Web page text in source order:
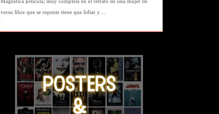
verso libre que se repente tiene que lidiar y…